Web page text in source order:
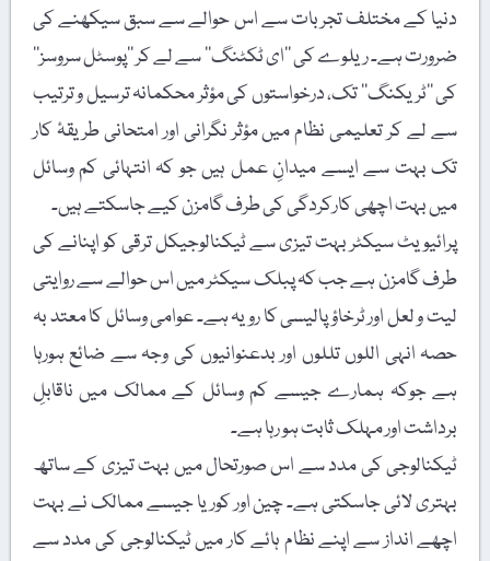
دنیا کے مختلف تجربات سے اس حوالے سے سبق سیکھنے کی
ضرورت ہے۔ ریلوے کی ’’ای ٹکٹنگ‘‘ سے لے کر ’’پوسٹل سروسز‘‘
کی ’’ٹریکنگ‘‘ تک، درخواستوں کی مؤثر محکمانہ ترسیل و ترتیب
سے لے کر تعلیمی نظام میں مؤثر نگرانی اور امتحانی طریقۂ کار
تک بہت سے ایسے میدانِ عمل ہیں جو کہ انتہائی کم وسائل
میں بہت اچھی کارکردگی کی طرف گامزن کیے جاسکتے ہیں۔
پرائیویٹ سیکٹر بہت تیزی سے ٹیکنالوجیکل ترقی کو اپنانے کی
طرف گامزن ہے جب کہ پبلک سیکٹر میں اس حوالے سے روایتی
لیت و لعل اور ٹرخاؤ پالیسی کا رویہ ہے۔ عوامی وسائل کا معتد بہ
حصہ انہی اللوں تللوں اور بدعنوانیوں کی وجہ سے ضائع ہورہا
ہے جوکہ ہمارے جیسے کم وسائل کے ممالک میں ناقابلِ
برداشت اور مہلک ثابت ہو رہا ہے۔
ٹیکنالوجی کی مدد سے اس صورتحال میں بہت تیزی کے ساتھ
بہتری لائی جاسکتی ہے۔ چین اور کوریا جیسے ممالک نے بہت
اچھے انداز سے اپنے نظام ہائے کار میں ٹیکنالوجی کی مدد سے